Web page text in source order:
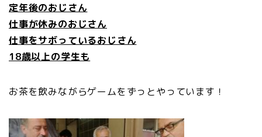
定年後のおじさん
仕事が休みのおじさん
仕事をサボっているおじさん
18歳以上の学生も
お茶を飲みながらゲームをずっとやっています！